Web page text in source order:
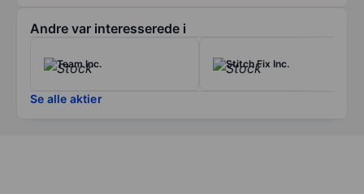
Andre var interesserede i
Team Inc. Stitch Fix Inc.
Se alle aktier